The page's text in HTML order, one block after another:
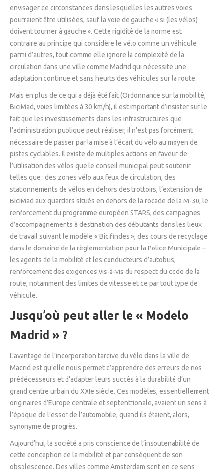
envisager de circonstances dans lesquelles les autres voies
pourraient être utilisées, sauf la voie de gauche « si (les vélos)
doivent tourner à gauche ». Cette rigidité de la norme est
contraire au principe qui considère le vélo comme un véhicule
parmi d’autres, tout comme elle ignore la complexité de la
circulation dans une ville comme Madrid qui nécessite une
adaptation continue et sans heurts des véhicules sur la route.
Mais en plus de ce qui a déjà été fait (Ordonnance sur la mobilité,
BiciMad, voies limitées à 30 km/h), il est important d’insister sur le
fait que les investissements dans les infrastructures que
l’administration publique peut réaliser, il n’est pas forcément
nécessaire de passer par la mise à l’écart du vélo au moyen de
pistes cyclables. Il existe de multiples actions en faveur de
l’utilisation des vélos que le conseil municipal peut soutenir
telles que : des zones vélo aux feux de circulation, des
stationnements de vélos en dehors des trottoirs, l’extension de
BiciMad aux quartiers situés en dehors de la rocade de la M-30, le
renforcement du programme européen STARS, des campagnes
d’accompagnements à destination des débutants dans les lieux
de travail suivant le modèle « Bicifindes », des cours de recyclage
dans le domaine de la règlementation pour la Police Municipale –
les agents de la mobilité et les conducteurs d’autobus,
renforcement des exigences vis-à-vis du respect du code de la
route, notamment des limites de vitesse et ce par tout type de
véhicule.
Jusqu’où peut aller le « Modelo
Madrid » ?
L’avantage de l’incorporation tardive du vélo dans la ville de
Madrid est qu’elle nous permet d’apprendre des erreurs de nos
prédécesseurs et d’adapter leurs succès à la durabilité d’un
grand centre urbain du XXIe siècle. Ces modèles, essentiellement
originaires d’Europe centrale et septentrionale, avaient un sens à
l’époque de l’essor de l’automobile, quand ils étaient, alors,
synonyme de progrès.
Aujourd’hui, la société a pris conscience de l’insoutenabilité de
cette conception de la mobilité et par conséquent de son
obsolescence. Des villes comme Amsterdam sont en ce sens